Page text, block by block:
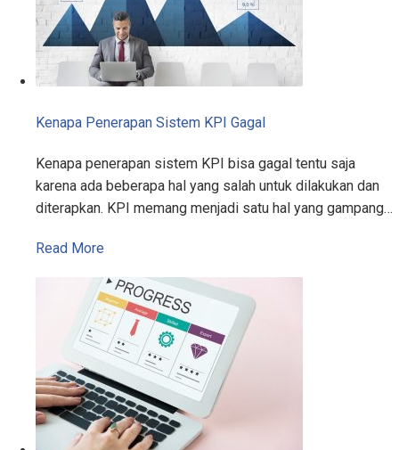
Kenapa Penerapan Sistem KPI Gagal
Kenapa penerapan sistem KPI bisa gagal tentu saja
karena ada beberapa hal yang salah untuk dilakukan dan
diterapkan. KPI memang menjadi satu hal yang gampang…
Read More